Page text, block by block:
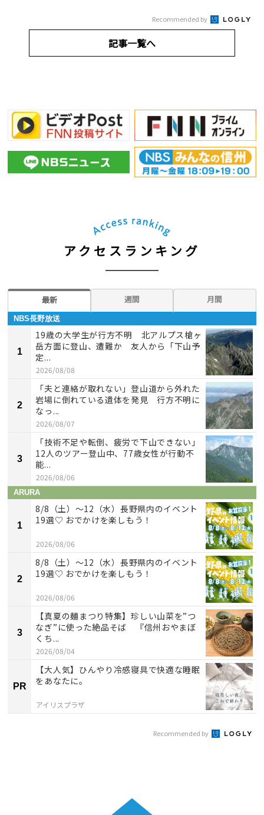
Recommended by
記事一覧へ
アクセスランキング
最新 週間 月間
NBS長野放送
1
19歳の大学生が行方不明 北アルプス槍ヶ
岳方面に登山、遭難か 友人から「下山予
定...
2026/08/08
2
「夫と連絡が取れない」登山道から外れた
岩場に倒れている遺体を発見 行方不明に
なっ...
2026/08/07
3
「技術不足や転倒、疲労で下山できない」
12人のツアー登山中、77歳女性が行動不
能...
2026/08/06
ARURA
1
8/8（土）〜12（水）長野県内のイベント
19選♡ おでかけを楽しもう！
2026/08/06
2
8/8（土）〜12（水）長野県内のイベント
19選♡ おでかけを楽しもう！
2026/08/06
3
【真夏の麺まつり特集】珍しい山菜を”つ
なぎ”に使った絶品そば 『信州おやまぼ
くち...
2026/08/04
PR
【大人気】ひんやり冷感寝具で快適な睡眠
をあなたに。
アイリスプラザ
Recommended by